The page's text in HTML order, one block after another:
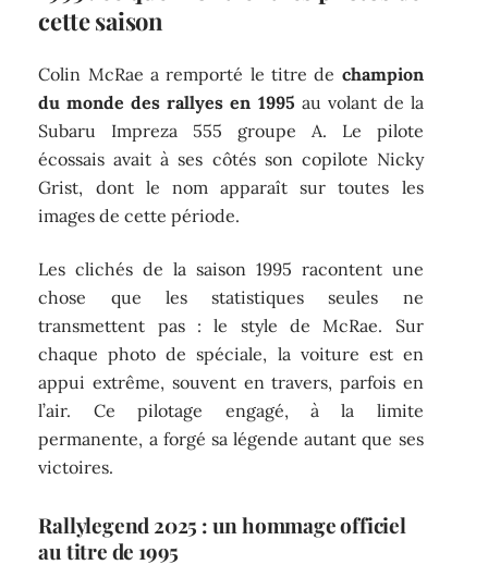
cette saison
Colin McRae a remporté le titre de champion
du monde des rallyes en 1995 au volant de la
Subaru Impreza 555 groupe A. Le pilote
écossais avait à ses côtés son copilote Nicky
Grist, dont le nom apparaît sur toutes les
images de cette période.
Les clichés de la saison 1995 racontent une
chose que les statistiques seules ne
transmettent pas : le style de McRae. Sur
chaque photo de spéciale, la voiture est en
appui extrême, souvent en travers, parfois en
l’air. Ce pilotage engagé, à la limite
permanente, a forgé sa légende autant que ses
victoires.
Rallylegend 2025 : un hommage officiel
au titre de 1995